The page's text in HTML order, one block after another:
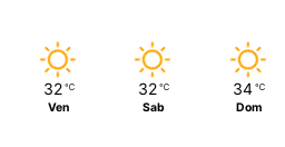
32 ℃
Ven
32 ℃
Sab
34 ℃
Dom